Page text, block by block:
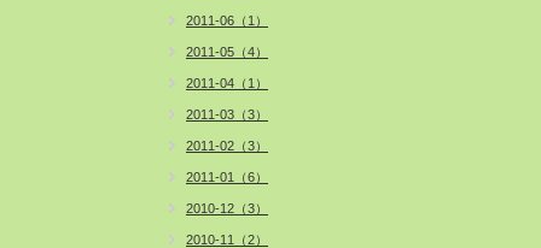
2011-06（1）
2011-05（4）
2011-04（1）
2011-03（3）
2011-02（3）
2011-01（6）
2010-12（3）
2010-11（2）